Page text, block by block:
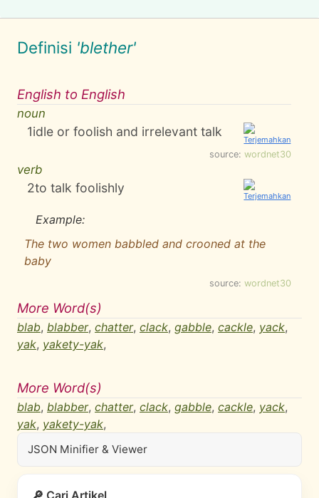
Definisi 'blether'
English to English
noun
1idle or foolish and irrelevant talk
source: wordnet30
verb
2to talk foolishly
Example:
The two women babbled and crooned at the
baby
source: wordnet30
More Word(s)
blab, blabber, chatter, clack, gabble, cackle, yack,
yak, yakety-yak,
More Word(s)
blab, blabber, chatter, clack, gabble, cackle, yack,
yak, yakety-yak,
JSON Minifier & Viewer
🔎 Cari Artikel